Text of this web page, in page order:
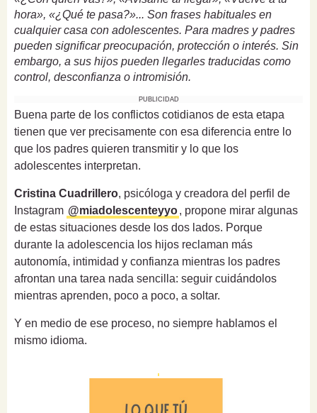
hora», «¿Qué te pasa?»... Son frases habituales en
cualquier casa con adolescentes. Para madres y padres
pueden significar preocupación, protección o interés. Sin
embargo, a sus hijos pueden llegarles traducidas como
control, desconfianza o intromisión.
PUBLICIDAD
Buena parte de los conflictos cotidianos de esta etapa
tienen que ver precisamente con esa diferencia entre lo
que los padres quieren transmitir y lo que los
adolescentes interpretan.
Cristina Cuadrillero, psicóloga y creadora del perfil de
Instagram @miadolescenteyyo, propone mirar algunas
de estas situaciones desde los dos lados. Porque
durante la adolescencia los hijos reclaman más
autonomía, intimidad y confianza mientras los padres
afrontan una tarea nada sencilla: seguir cuidándolos
mientras aprenden, poco a poco, a soltar.
Y en medio de ese proceso, no siempre hablamos el
mismo idioma.